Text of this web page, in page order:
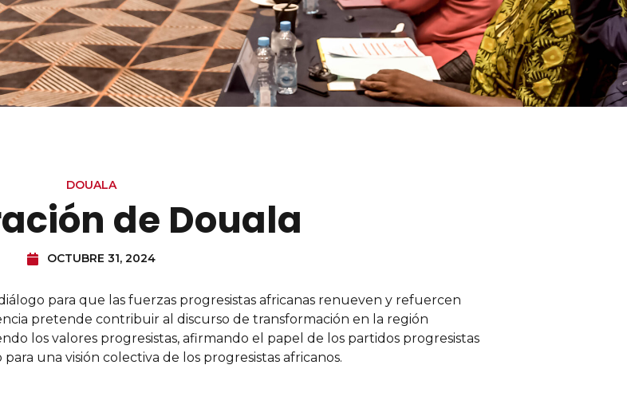
DOUALA
de Douala
OCTUBRE 31, 2024
para que las fuerzas progresistas africanas renueven y refuercen
pretende contribuir al discurso de transformación en la región
los valores progresistas, afirmando el papel de los partidos progresistas
una visión colectiva de los progresistas africanos.